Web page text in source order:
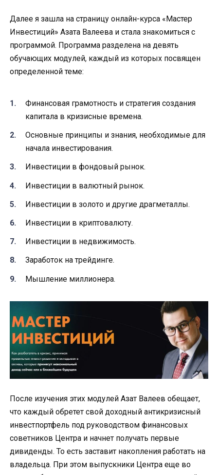
Далее я зашла на страницу онлайн-курса «Мастер
Инвестиций» Азата Валеева и стала знакомиться с
программой. Программа разделена на девять
обучающих модулей, каждый из которых посвящен
определенной теме:
Финансовая грамотность и стратегия создания
капитала в кризисные времена.
Основные принципы и знания, необходимые для
начала инвестирования.
Инвестиции в фондовый рынок.
Инвестиции в валютный рынок.
Инвестиции в золото и другие драгметаллы.
Инвестиции в криптовалюту.
Инвестиции в недвижимость.
Заработок на трейдинге.
Мышление миллионера.
После изучения этих модулей Азат Валеев обещает,
что каждый обретет свой доходный антикризисный
инвестпортфель под руководством финансовых
советников Центра и начнет получать первые
дивиденды. То есть заставит накопления работать на
владельца. При этом выпускники Центра еще во